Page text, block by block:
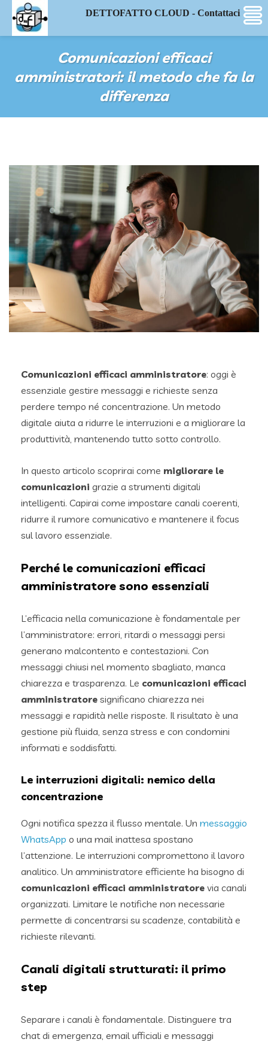
Comunicazioni efficaci
amministratori: il metodo che fa la
differenza
Comunicazioni efficaci amministratore: oggi è
essenziale gestire messaggi e richieste senza
perdere tempo né concentrazione. Un metodo
digitale aiuta a ridurre le interruzioni e a migliorare la
produttività, mantenendo tutto sotto controllo.
In questo articolo scoprirai come migliorare le
comunicazioni grazie a strumenti digitali
intelligenti. Capirai come impostare canali coerenti,
ridurre il rumore comunicativo e mantenere il focus
sul lavoro essenziale.
Perché le comunicazioni efficaci
amministratore sono essenziali
L’efficacia nella comunicazione è fondamentale per
l’amministratore: errori, ritardi o messaggi persi
generano malcontento e contestazioni. Con
messaggi chiusi nel momento sbagliato, manca
chiarezza e trasparenza. Le comunicazioni efficaci
amministratore significano chiarezza nei
messaggi e rapidità nelle risposte. Il risultato è una
gestione più fluida, senza stress e con condomini
informati e soddisfatti.
Le interruzioni digitali: nemico della
concentrazione
Ogni notifica spezza il flusso mentale. Un messaggio
WhatsApp o una mail inattesa spostano
l’attenzione. Le interruzioni compromettono il lavoro
analitico. Un amministratore efficiente ha bisogno di
comunicazioni efficaci amministratore via canali
organizzati. Limitare le notifiche non necessarie
permette di concentrarsi su scadenze, contabilità e
richieste rilevanti.
Canali digitali strutturati: il primo
step
Separare i canali è fondamentale. Distinguere tra
chat di emergenza, email ufficiali e messaggi
DETTOFATTO CLOUD - Contattaci